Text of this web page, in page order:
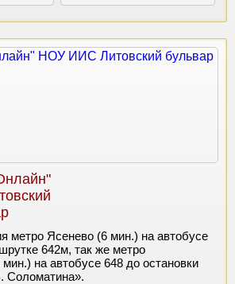
метро Ясенево (6 мин.) на автобусе
642м, так же метро
на автобусе 648 до остановки
Соломатина».